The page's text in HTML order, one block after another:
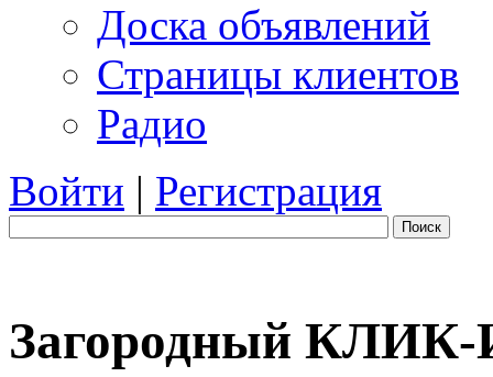
Доска объявлений
Страницы клиентов
Радио
Войти | Регистрация
Поиск
Загородный КЛИК-